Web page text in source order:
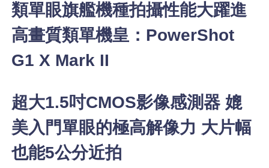
類單眼旗艦機種拍攝性能大躍進
高畫質類單機皇：PowerShot
G1 X Mark II
超大1.5吋CMOS影像感測器 媲
美入門單眼的極高解像力 大片幅
也能5公分近拍